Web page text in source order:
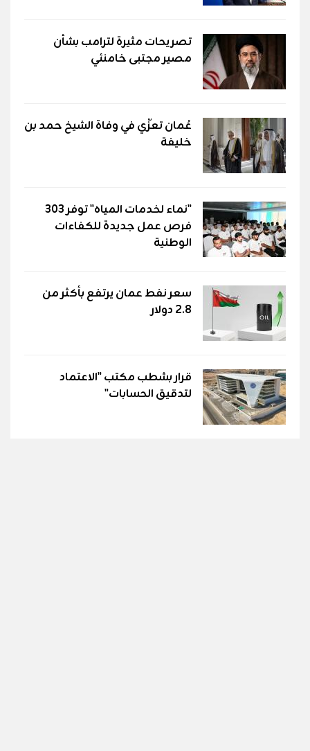
تصريحات مثيرة لترامب بشأن
مصير مجتبى خامنئي
عُمان تعزّي في وفاة الشيخ حمد بن
خليفة
"نماء لخدمات المياه" توفر 303
فرص عمل جديدة للكفاءات
الوطنية
سعر نفط عمان يرتفع بأكثر من
2.8 دولار
قرار بشطب مكتب "الاعتماد
لتدقيق الحسابات"